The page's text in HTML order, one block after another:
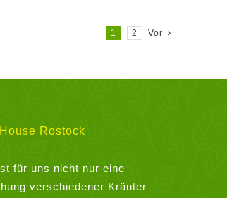
1 2 Vor
Rostock
für uns nicht nur eine
verschiedener Kräuter